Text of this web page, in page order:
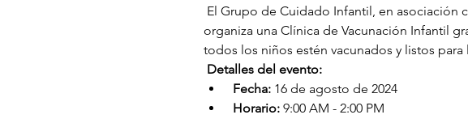
organiza una Clínica de Vacunación Infantil
todos los niños estén vacunados y listos
Detalles del evento:
Fecha: 16 de agosto de 2024
Horario: 9:00 AM - 2:00 PM